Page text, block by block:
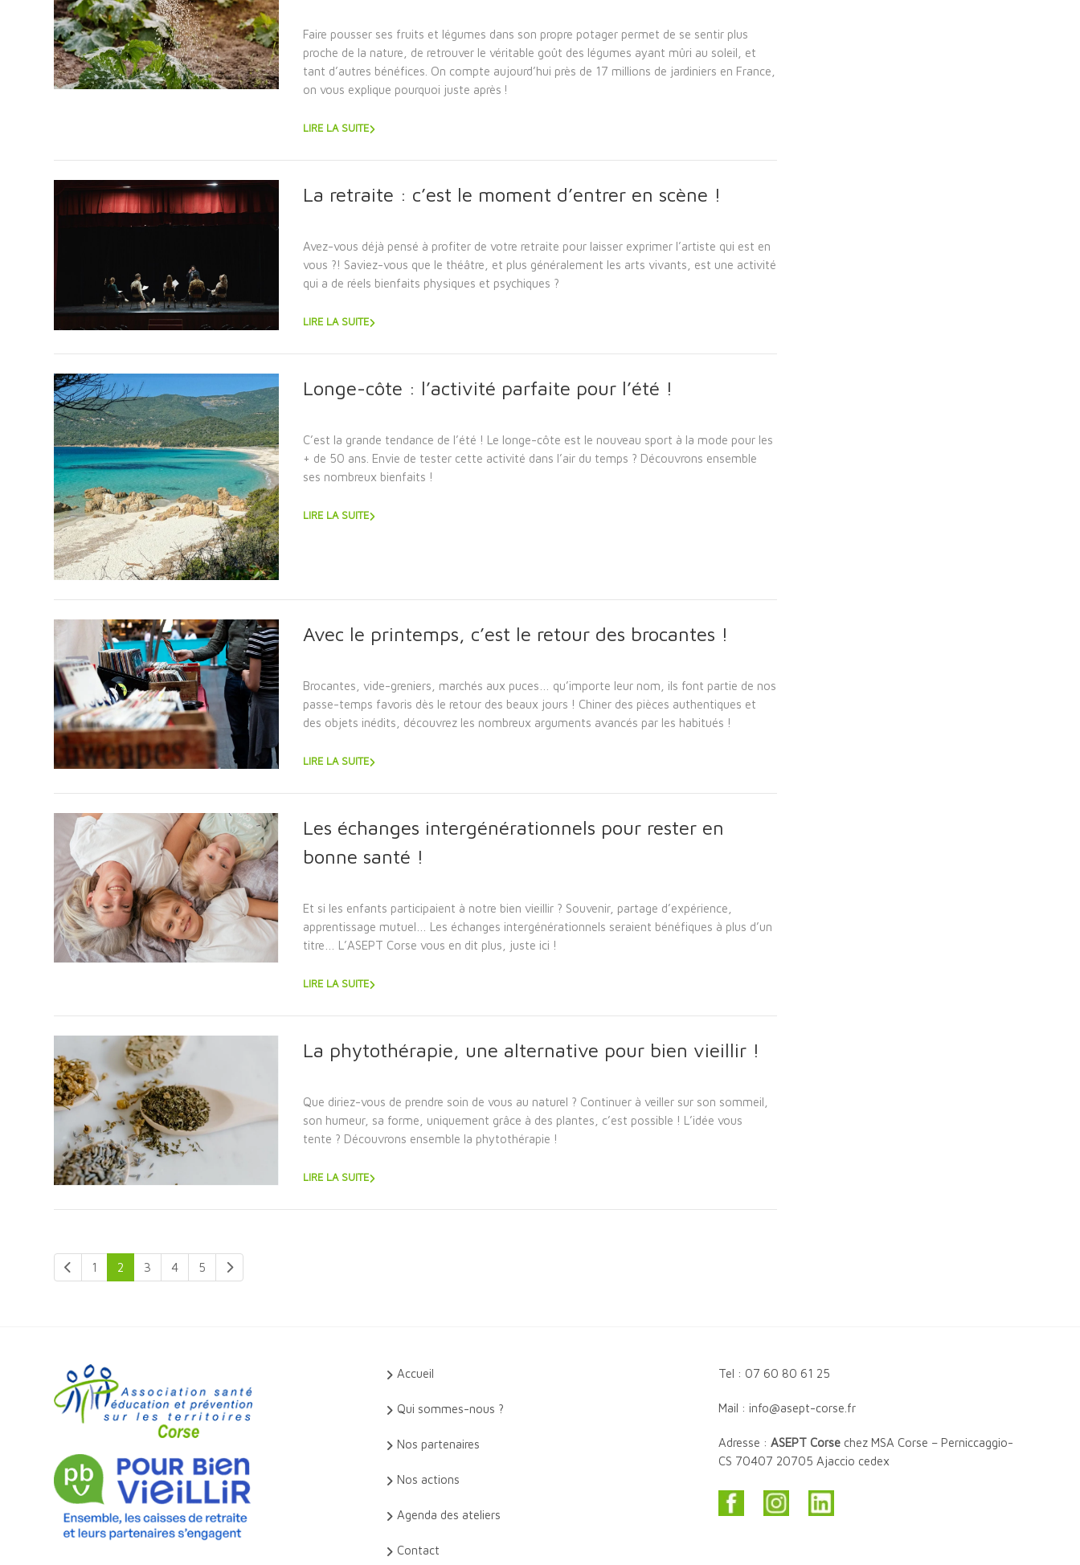
Faire pousser ses fruits et légumes dans son propre potager permet de se sentir plus
proche de la nature, de retrouver le véritable goût des légumes ayant mûri au soleil, et
tant d’autres bénéfices. On compte aujourd’hui près de 17 millions de jardiniers en France,
on vous explique pourquoi juste après !
LIRE LA SUITE
La retraite : c’est le moment d’entrer en scène !
Avez-vous déjà pensé à profiter de votre retraite pour laisser exprimer l’artiste qui est en
vous ?! Saviez-vous que le théâtre, et plus généralement les arts vivants, est une activité
qui a de réels bienfaits physiques et psychiques ?
LIRE LA SUITE
Longe-côte : l’activité parfaite pour l’été !
C’est la grande tendance de l’été ! Le longe-côte est le nouveau sport à la mode pour les
+ de 50 ans. Envie de tester cette activité dans l’air du temps ? Découvrons ensemble
ses nombreux bienfaits !
LIRE LA SUITE
Avec le printemps, c’est le retour des brocantes !
Brocantes, vide-greniers, marchés aux puces… qu’importe leur nom, ils font partie de nos
passe-temps favoris dès le retour des beaux jours ! Chiner des pièces authentiques et
des objets inédits, découvrez les nombreux arguments avancés par les habitués !
LIRE LA SUITE
Les échanges intergénérationnels pour rester en
bonne santé !
Et si les enfants participaient à notre bien vieillir ? Souvenir, partage d’expérience,
apprentissage mutuel… Les échanges intergénérationnels seraient bénéfiques à plus d’un
titre… L’ASEPT Corse vous en dit plus, juste ici !
LIRE LA SUITE
La phytothérapie, une alternative pour bien vieillir !
Que diriez-vous de prendre soin de vous au naturel ? Continuer à veiller sur son sommeil,
son humeur, sa forme, uniquement grâce à des plantes, c’est possible ! L’idée vous
tente ? Découvrons ensemble la phytothérapie !
LIRE LA SUITE
1 2 3 4 5
Accueil
Qui sommes-nous ?
Nos partenaires
Nos actions
Agenda des ateliers
Contact
Tel : 07 60 80 61 25
Mail : info@asept-corse.fr
Adresse : ASEPT Corsechez MSA Corse – Perniccaggio-
CS 70407 20705 Ajaccio cedex